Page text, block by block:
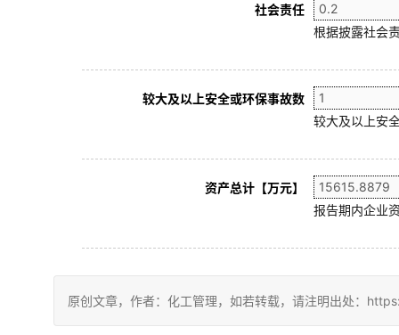
社会责任
根据披露社会
较大及以上安全或环保事故数
较大及以上安
资产总计【万元】
报告期内企业
原创文章，作者：化工管理，如若转载，请注明出处：